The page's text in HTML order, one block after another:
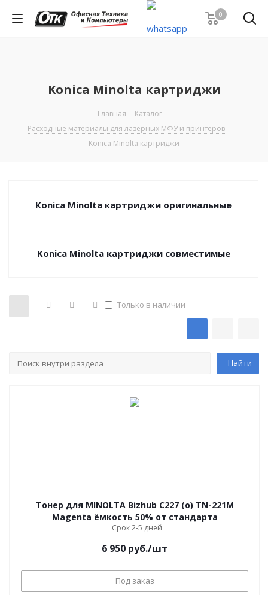
0
Konica Minolta картриджи
Главная - Каталог -
Расходные материалы для лазерных МФУ и принтеров
-
Konica Minolta картриджи
Konica Minolta картриджи оригинальные
Konica Minolta картриджи совместимые
Только в наличии
Тонер для MINOLTA Bizhub C227 (o) TN-221M
Magenta ёмкость 50% от стандарта
Срок 2-5 дней
6 950 руб./шт
Под заказ